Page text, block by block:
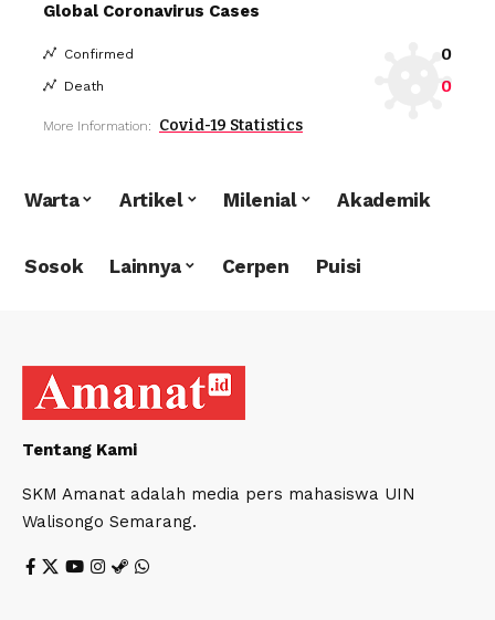
Global Coronavirus Cases
Confirmed 0
Death 0
More Information: Covid-19 Statistics
Warta Artikel Milenial Akademik
Sosok Lainnya Cerpen Puisi
Tentang Kami
SKM Amanat adalah media pers mahasiswa UIN
Walisongo Semarang.